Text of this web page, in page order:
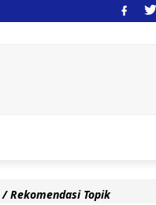
/ Rekomendasi Topik